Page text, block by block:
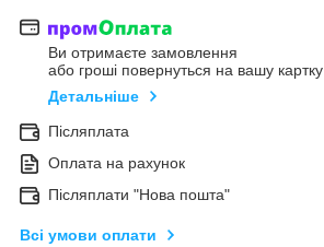
Ви отримаєте замовлення
або гроші повернуться на вашу картку
Детальніше
Післяплата
Оплата на рахунок
Післяплати "Нова пошта"
Всі умови оплати